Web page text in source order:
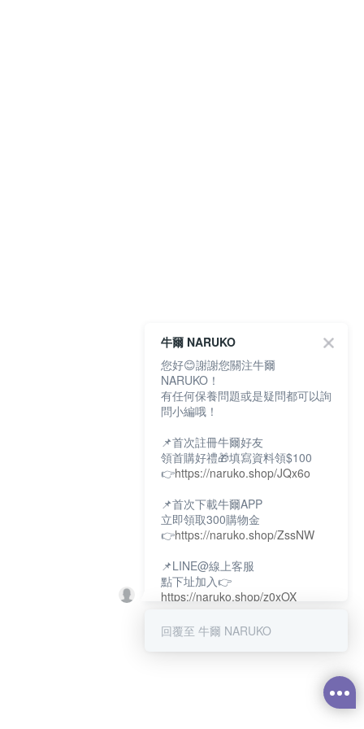
牛爾 NARUKO
您好😊謝謝您關注牛爾
NARUKO！
有任何保養問題或是疑問都可以詢
問小編哦！
📌首次註冊牛爾好友
領首購好禮🎁填寫資料領$100
👉https://naruko.shop/JQx6o
📌首次下載牛爾APP
立即領取300購物金
👉https://naruko.shop/ZssNW
📌LINE@線上客服
點下址加入👉
https://naruko.shop/z0xOX
📌電話客服：02-26581707
回覆至 牛爾 NARUKO